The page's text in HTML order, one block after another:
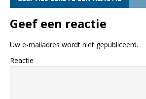
Geef een reactie
Uw e-mailadres wordt niet gepubliceerd.
Reactie